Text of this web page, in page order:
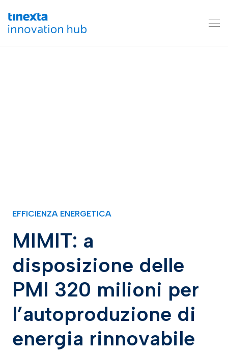
EFFICIENZA ENERGETICA
MIMIT: a
disposizione delle
PMI 320 milioni per
l’autoproduzione di
energia rinnovabile